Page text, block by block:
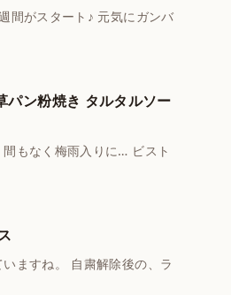
間がスタート♪ 元気にガンバ
パン粉焼き タルタルソー
もなく梅雨入りに… ビスト
ますね。 自粛解除後の、ラ